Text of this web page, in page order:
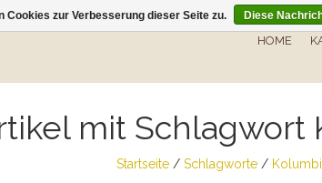
HOME
mit Schlagwort
Startseite / Schlagworte /
Cookies zur Verbesserung dieser Seite zu. Diese